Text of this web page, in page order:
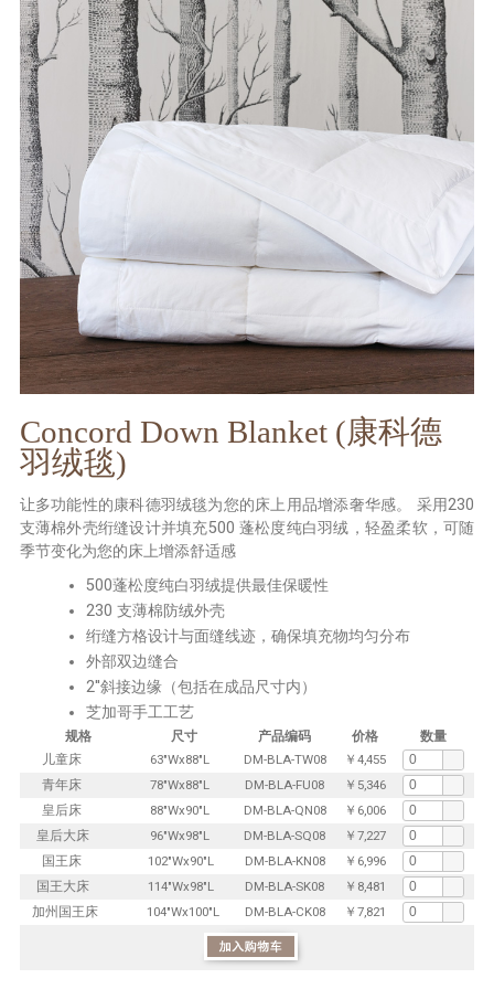
Concord Down Blanket (康科德
羽绒毯)
让多功能性的康科德羽绒毯为您的床上用品增添奢华感。 采用230
支薄棉外壳绗缝设计并填充500 蓬松度纯白羽绒，轻盈柔软，可随
季节变化为您的床上增添舒适感
500蓬松度纯白羽绒提供最佳保暖性
230 支薄棉防绒外壳
绗缝方格设计与面缝线迹，确保填充物均匀分布
外部双边缝合
2''斜接边缘（包括在成品尺寸内）
芝加哥手工工艺
规格 尺寸 产品编码 价格
数量
儿童床
63"Wx88"L DM-BLA-TW08
￥4,455
青年床
78"Wx88"L DM-BLA-FU08
￥5,346
皇后床
88"Wx90"L DM-BLA-QN08
￥6,006
皇后大床
96"Wx98"L DM-BLA-SQ08
￥7,227
国王床
102"Wx90"L DM-BLA-KN08
￥6,996
国王大床
114"Wx98"L DM-BLA-SK08
￥8,481
加州国王床
104"Wx100"L DM-BLA-CK08 ￥7,821